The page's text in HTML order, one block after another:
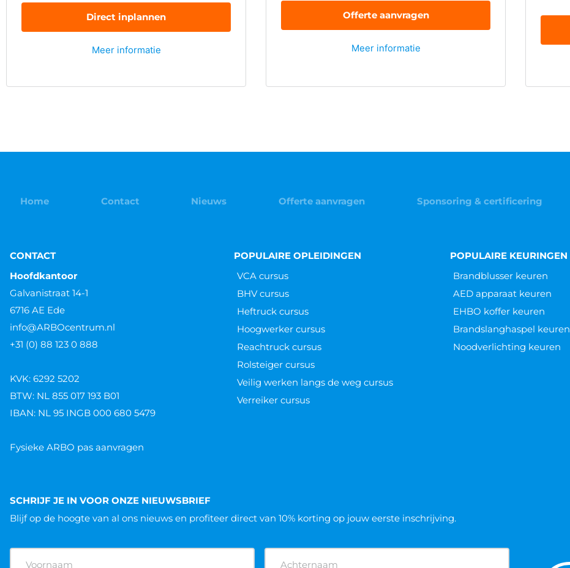
Direct inplannen
Meer informatie
Offerte aanvragen
Meer informatie
Home Contact Nieuws Offerte aanvragen Sponsoring & certificering
CONTACT
Hoofdkantoor
Galvanistraat 14-1
6716 AE Ede
info@ARBOcentrum.nl
+31 (0) 88 123 0 888
KVK: 6292 5202
BTW: NL 855 017 193 B01
IBAN: NL 95 INGB 000 680 5479
Fysieke ARBO pas aanvragen
POPULAIRE OPLEIDINGEN
VCA cursus
BHV cursus
Heftruck cursus
Hoogwerker cursus
Reachtruck cursus
Rolsteiger cursus
Veilig werken langs de weg cursus
Verreiker cursus
POPULAIRE KEURINGEN
Brandblusser keuren
AED apparaat keuren
EHBO koffer keuren
Brandslanghaspel keuren
Noodverlichting keuren
SCHRIJF JE IN VOOR ONZE NIEUWSBRIEF
Blijf op de hoogte van al ons nieuws en profiteer direct van 10% korting op jouw eerste inschrijving.